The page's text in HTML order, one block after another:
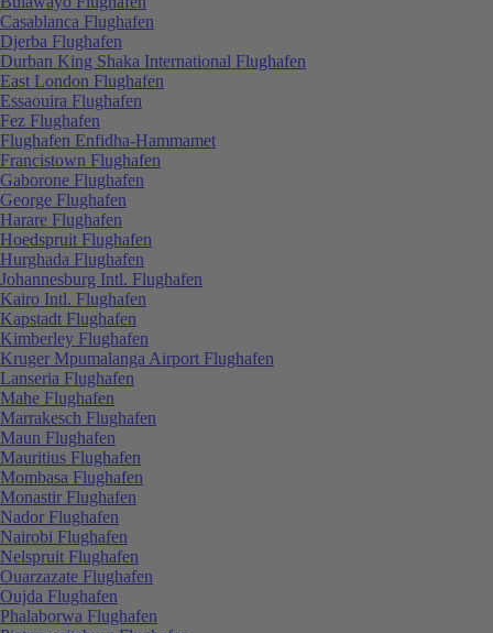
Casablanca Flughafen
Djerba Flughafen
Durban King Shaka International Flughafen
East London Flughafen
Essaouira Flughafen
Fez Flughafen
Flughafen Enfidha-Hammamet
Francistown Flughafen
Gaborone Flughafen
George Flughafen
Harare Flughafen
Hoedspruit Flughafen
Hurghada Flughafen
Johannesburg Intl. Flughafen
Kairo Intl. Flughafen
Kapstadt Flughafen
Kimberley Flughafen
Kruger Mpumalanga Airport Flughafen
Lanseria Flughafen
Mahe Flughafen
Marrakesch Flughafen
Maun Flughafen
Mauritius Flughafen
Mombasa Flughafen
Monastir Flughafen
Nador Flughafen
Nairobi Flughafen
Nelspruit Flughafen
Ouarzazate Flughafen
Oujda Flughafen
Phalaborwa Flughafen